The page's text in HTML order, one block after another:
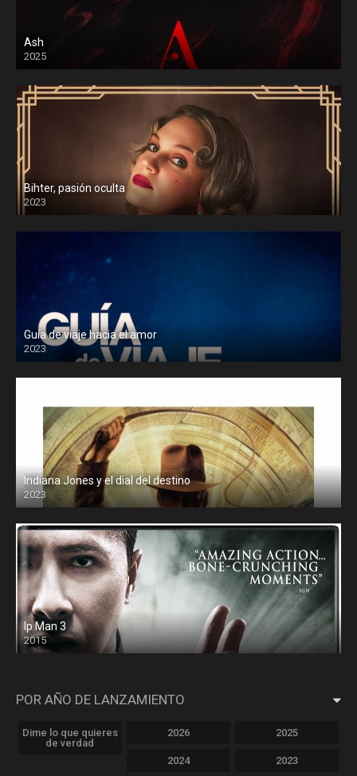
Ash
2025
Bihter, pasión oculta
2023
Guía de viaje hacia el amor
2023
Indiana Jones y el dial del destino
2023
Ip Man 3
2015
POR AÑO DE LANZAMIENTO
Dime lo que quieres
de verdad
2026 2025
2024 2023